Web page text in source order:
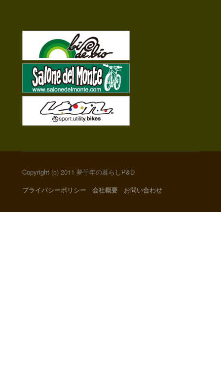
Copyright (c) 2011 夢千年の暮らしP&D
プライバシーポリシー
会社概要 お問い合わせ